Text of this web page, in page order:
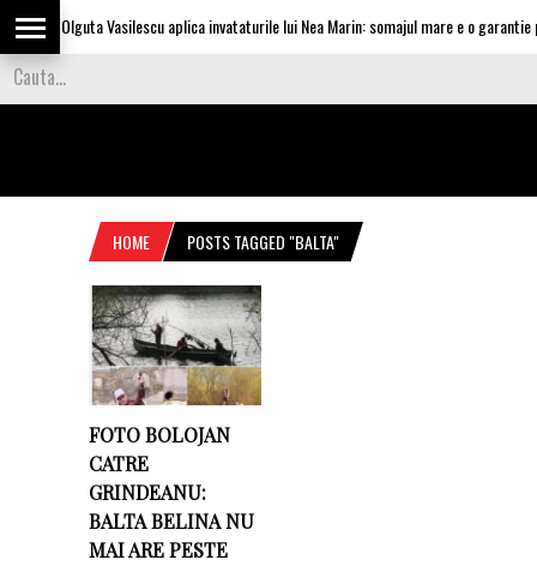
Olguta Vasilescu aplica invataturile lui Nea Marin: somajul mare e o garantie
HOME POSTS TAGGED "BALTA"
FOTO BOLOJAN
CATRE
GRINDEANU:
BALTA BELINA NU
MAI ARE PESTE